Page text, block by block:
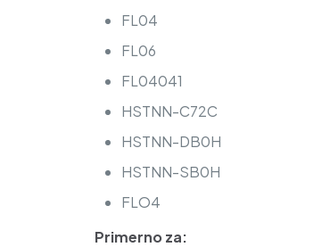
FL04
FL06
FL04041
HSTNN-C72C
HSTNN-DB0H
HSTNN-SB0H
FLO4
Primerno za: